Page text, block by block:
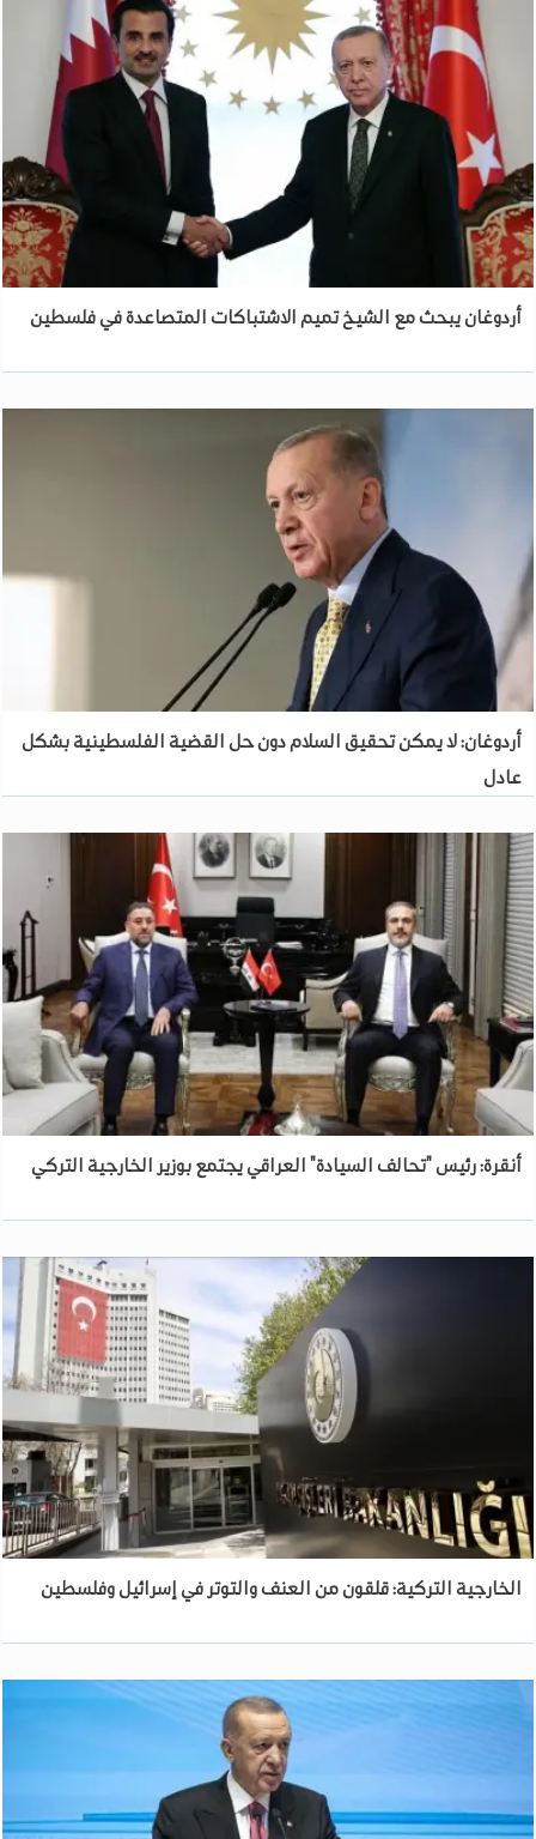
أردوغان يبحث مع الشيخ تميم الاشتباكات المتصاعدة في فلسطين
أردوغان: لا يمكن تحقيق السلام دون حل القضية الفلسطينية بشكل
عادل
أنقرة: رئيس "تحالف السيادة" العراقي يجتمع بوزير الخارجية التركي
الخارجية التركية: قلقون من العنف والتوتر في إسرائيل وفلسطين